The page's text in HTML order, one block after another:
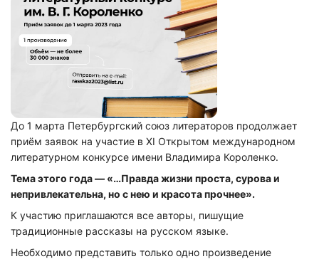
До 1 марта Петербургский союз литераторов продолжает
приём заявок на участие в XI Открытом международном
литературном конкурсе имени Владимира Короленко.
Тема этого года — «…Правда жизни проста, сурова и
непривлекательна, но с нею и красота прочнее».
К участию приглашаются все авторы, пишущие
традиционные рассказы на русском языке.
Необходимо представить только одно произведение